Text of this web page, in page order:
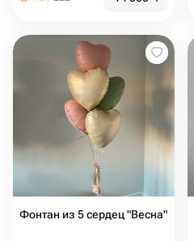
Фонтан из 5 сердец "Весна"